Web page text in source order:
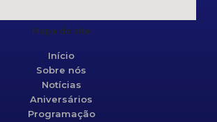
Mapa do site
Início
Sobre nós
Notícias
Aniversários
Programação